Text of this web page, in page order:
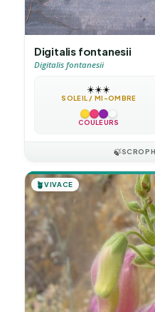
Digitalis fontanesii
Digitalis fontanesii
☀️☀️☀️
SOLEIL / MI-OMBRE
COULEURS
🍃
🪴VIVACE